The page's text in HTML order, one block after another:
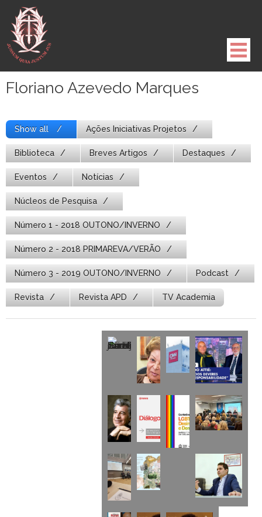
para
conteúdo
Floriano Azevedo Marques
Show all Ações Iniciativas Projetos
Biblioteca Breves Artigos Destaques
Eventos Notícias
Núcleos de Pesquisa
Número 1 - 2018 OUTONO/INVERNO
Número 2 - 2018 PRIMAREVA/VERÃO
Número 3 - 2019 OUTONO/INVERNO Podcast
Revista Revista APD TV Academia